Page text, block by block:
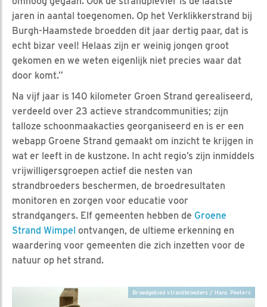
jaren in aantal toegenomen. Op het Verklikkerstrand bij
Burgh-Haamstede broedden dit jaar dertig paar, dat is
echt bizar veel! Helaas zijn er weinig jongen groot
gekomen en we weten eigenlijk niet precies waar dat
door komt.”
Na vijf jaar is 140 kilometer Groen Strand gerealiseerd,
verdeeld over 23 actieve strandcommunities; zijn
talloze schoonmaakacties georganiseerd en is er een
webapp Groene Strand gemaakt om inzicht te krijgen in
wat er leeft in de kustzone. In acht regio’s zijn inmiddels
vrijwilligersgroepen actief die nesten van
strandbroeders beschermen, de broedresultaten
monitoren en zorgen voor educatie voor
strandgangers. Elf gemeenten hebben de Groene
Strand Wimpel ontvangen, de ultieme erkenning en
waardering voor gemeenten die zich inzetten voor de
natuur op het strand.
Broedgebied strandbroeders / Hans Peeters